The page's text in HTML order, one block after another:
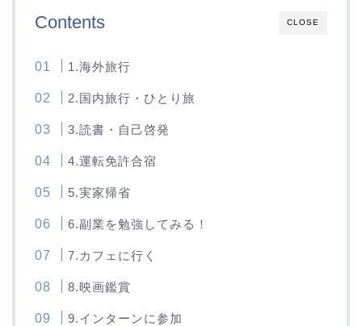
CLOSE
Contents
1.海外旅行
2.国内旅行・ひとり旅
3.読書・自己啓発
4.運転免許合宿
5.実家帰省
6.副業を勉強してみる！
7.カフェに行く
8.映画鑑賞
9.インターンに参加